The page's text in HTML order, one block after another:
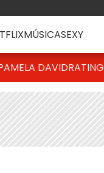
MÚSICASEXY
DAVIDRATING